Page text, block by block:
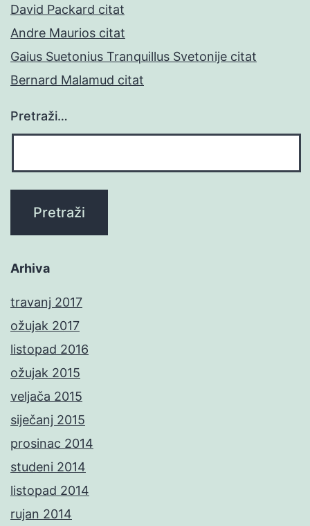
David Packard citat
Andre Maurios citat
Gaius Suetonius Tranquillus Svetonije citat
Bernard Malamud citat
Pretraži…
Arhiva
travanj 2017
ožujak 2017
listopad 2016
ožujak 2015
veljača 2015
siječanj 2015
prosinac 2014
studeni 2014
listopad 2014
rujan 2014